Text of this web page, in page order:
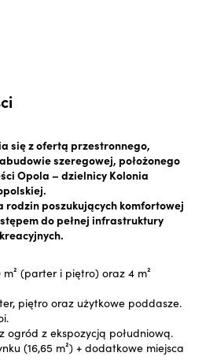
się z ofertą przestronnego,
szeregowej, położonego
Opola – dzielnicy Kolonia
poszukujących komfortowej
do pełnej infrastruktury
m² (parter i piętro) oraz 4 m²
piętro oraz użytkowe poddasze.
ogród z ekspozycją południową.
(16,65 m²) + dodatkowe miejsca